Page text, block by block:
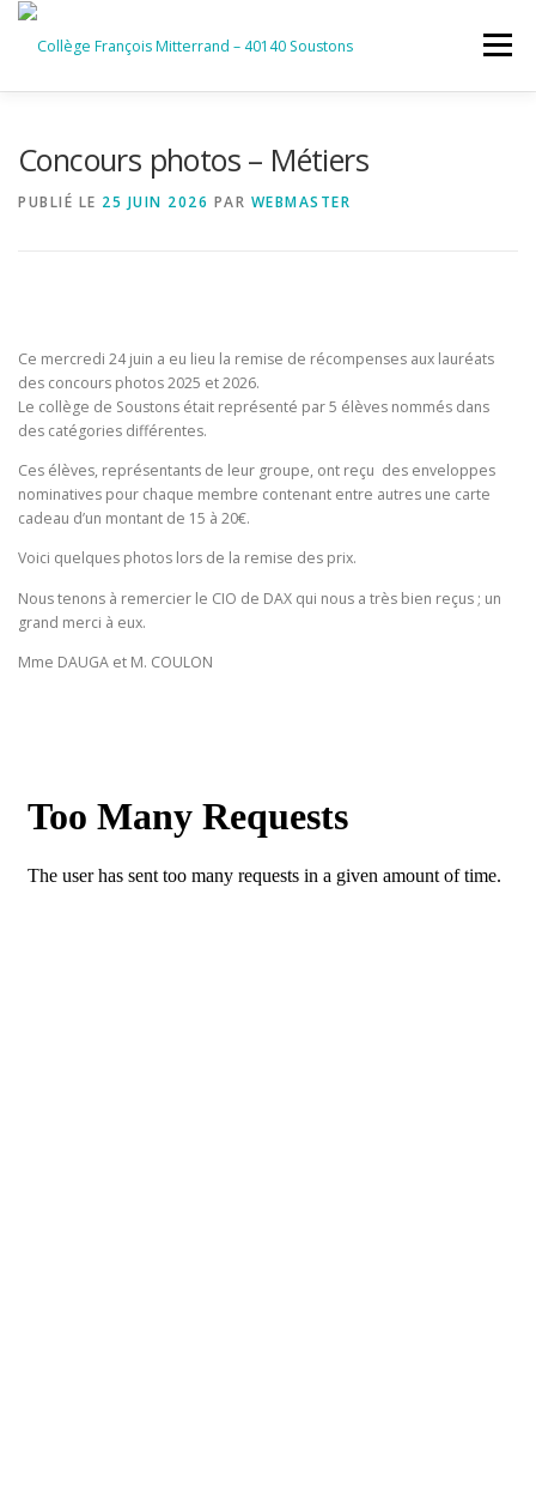
Aller
contenu
Menu
Concours photos – Métiers
PUBLIÉ LE 25 JUIN 2026 PAR WEBMASTER
Ce mercredi 24 juin a eu lieu la remise de récompenses aux lauréats
des concours photos 2025 et 2026.
Le collège de Soustons était représenté par 5 élèves nommés dans
des catégories différentes.
Ces élèves, représentants de leur groupe, ont reçu des enveloppes
nominatives pour chaque membre contenant entre autres une carte
cadeau d’un montant de 15 à 20€.
Voici quelques photos lors de la remise des prix.
Nous tenons à remercier le CIO de DAX qui nous a très bien reçus ; un
grand merci à eux.
Mme DAUGA et M. COULON